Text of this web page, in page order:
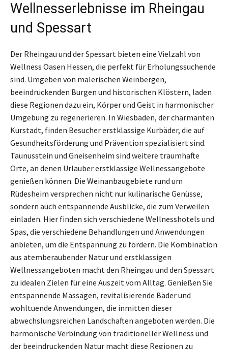
Wellnesserlebnisse im Rheingau
und Spessart
Der Rheingau und der Spessart bieten eine Vielzahl von
Wellness Oasen Hessen, die perfekt für Erholungssuchende
sind. Umgeben von malerischen Weinbergen,
beeindruckenden Burgen und historischen Klöstern, laden
diese Regionen dazu ein, Körper und Geist in harmonischer
Umgebung zu regenerieren. In Wiesbaden, der charmanten
Kurstadt, finden Besucher erstklassige Kurbäder, die auf
Gesundheitsförderung und Prävention spezialisiert sind.
Taunusstein und Gneisenheim sind weitere traumhafte
Orte, an denen Urlauber erstklassige Wellnessangebote
genießen können. Die Weinanbaugebiete rund um
Rüdesheim versprechen nicht nur kulinarische Genüsse,
sondern auch entspannende Ausblicke, die zum Verweilen
einladen. Hier finden sich verschiedene Wellnesshotels und
Spas, die verschiedene Behandlungen und Anwendungen
anbieten, um die Entspannung zu fördern. Die Kombination
aus atemberaubender Natur und erstklassigen
Wellnessangeboten macht den Rheingau und den Spessart
zu idealen Zielen für eine Auszeit vom Alltag. Genießen Sie
entspannende Massagen, revitalisierende Bäder und
wohltuende Anwendungen, die inmitten dieser
abwechslungsreichen Landschaften angeboten werden. Die
harmonische Verbindung von traditioneller Wellness und
der beeindruckenden Natur macht diese Regionen zu